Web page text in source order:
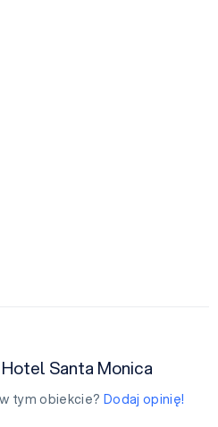
Santa Monica
tym obiekcie? Dodaj opinię!